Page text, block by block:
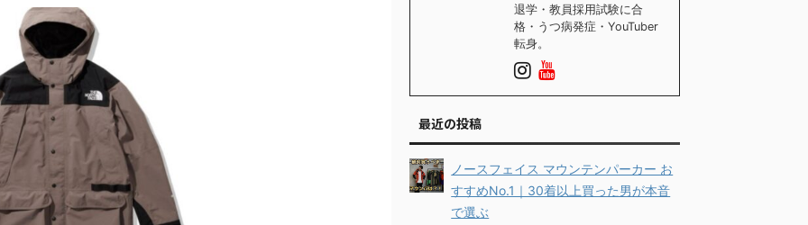
退学・教員採用試験に合
格・うつ病発症・YouTuber
転身。
最近の投稿
ノースフェイス マウンテンパーカー お
すすめNo.1｜30着以上買った男が本音
で選ぶ